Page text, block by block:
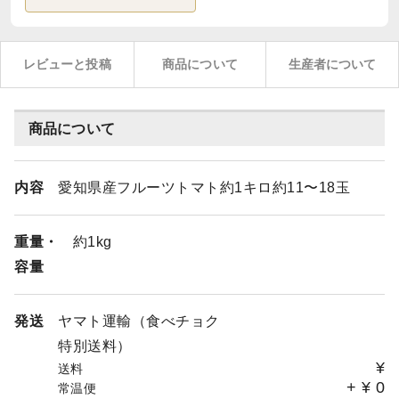
レビューと投稿 商品について 生産者について
商品について
内容 愛知県産フルーツトマト約1キロ約11〜18玉
重量・
容量
約1kg
発送
ヤマト運輸（食べチョク
特別送料）
送料 ¥
常温便 + ¥ 0